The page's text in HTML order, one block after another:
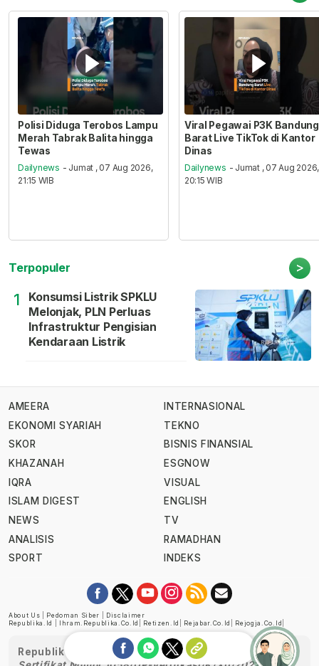
Polisi Diduga Terobos Lampu
Merah Tabrak Balita hingga
Tewas
Dailynews - Jumat , 07 Aug 2026,
21:15 WIB
Viral Pegawai P3K Bandung
Barat Live TikTok di Kantor
Dinas
Dailynews - Jumat , 07 Aug 2026,
20:15 WIB
Terpopuler >
1
Konsumsi Listrik SPKLU
Melonjak, PLN Perluas
Infrastruktur Pengisian
Kendaraan Listrik
AMEERA
EKONOMI SYARIAH
SKOR
KHAZANAH
IQRA
ISLAM DIGEST
NEWS
ANALISIS
SPORT
INTERNASIONAL
TEKNO
BISNIS FINANSIAL
ESGNOW
VISUAL
ENGLISH
TV
RAMADHAN
INDEKS
About Us Pedoman Siber
Disclaimer
Republika.id
Ihram.republika.co.id Retizen.id Rejabar.co.id Rejogja.co.id
Republika telah diverifikasi oleh Dewan Pers